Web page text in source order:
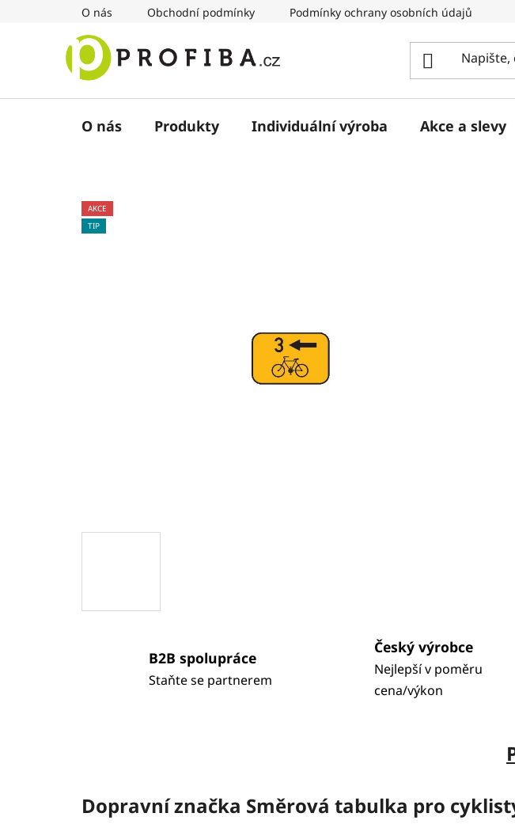
O nás Obchodní podmínky Podmínky ochrany osobních údajů
O nás Produkty Individuální výroba Akce a slevy
AKCE
TIP
B2B spolupráce
Staňte se partnerem
Český výrobce
Nejlepší v poměru
cena/výkon
Dopravní značka Směrová tabulka pro